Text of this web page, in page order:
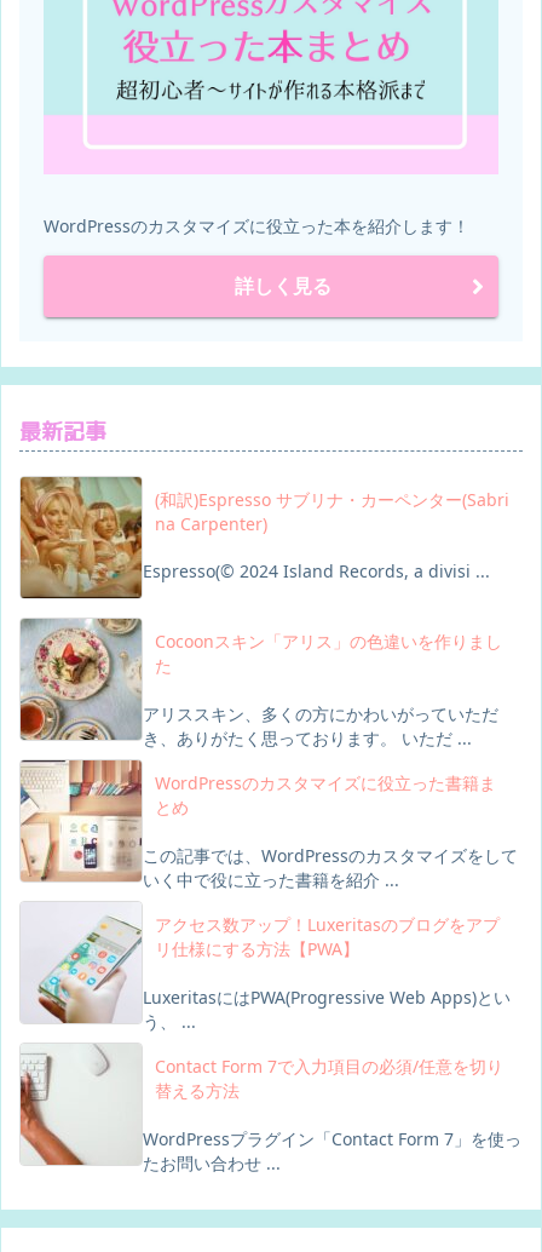
WordPressのカスタマイズに役立った本を紹介します！
詳しく見る
最新記事
(和訳)Espresso サブリナ・カーペンター(Sabri
na Carpenter)
Espresso(© 2024 Island Records, a divisi ...
Cocoonスキン「アリス」の色違いを作りまし
た
アリススキン、多くの方にかわいがっていただ
き、ありがたく思っております。 いただ ...
WordPressのカスタマイズに役立った書籍ま
とめ
この記事では、WordPressのカスタマイズをして
いく中で役に立った書籍を紹介 ...
アクセス数アップ！Luxeritasのブログをアプ
リ仕様にする方法【PWA】
LuxeritasにはPWA(Progressive Web Apps)とい
う、 ...
Contact Form 7で入力項目の必須/任意を切り
替える方法
WordPressプラグイン「Contact Form 7」を使っ
たお問い合わせ ...